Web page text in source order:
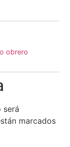
obrero
será
marcados